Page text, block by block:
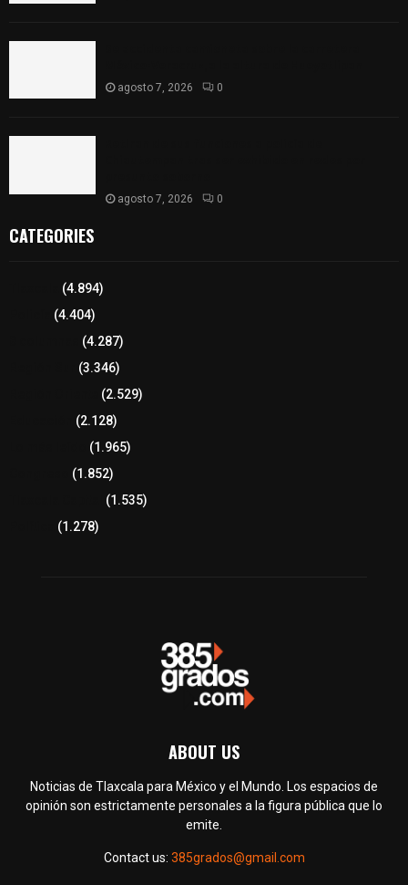
agosto 7, 2026 0
agosto 7, 2026 0
CATEGORIES
(4.894)
(4.404)
(4.287)
(3.346)
(2.529)
(2.128)
(1.965)
(1.852)
(1.535)
(1.278)
ABOUT US
Noticias de Tlaxcala para México y el Mundo. Los espacios de
opinión son estrictamente personales a la figura pública que lo
emite.
Contact us: 385grados@gmail.com